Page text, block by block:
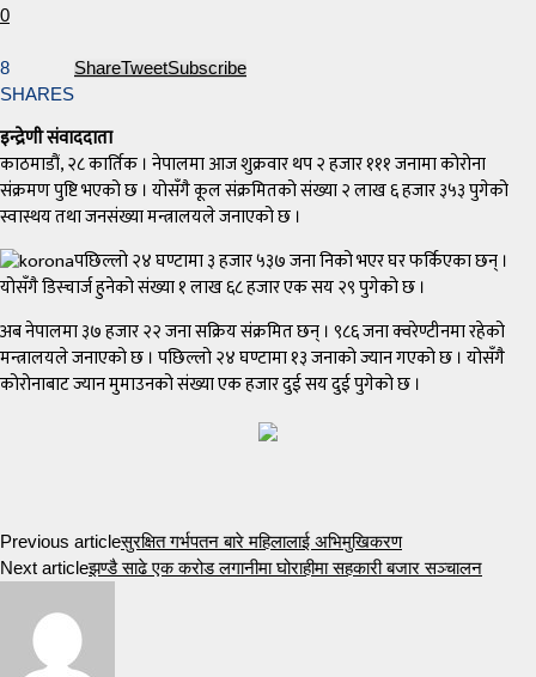
0
8
SHARES
ShareTweetSubscribe
इन्द्रेणी संवाददाता
काठमाडौं, २८ कार्तिक । नेपालमा आज शुक्रवार थप २ हजार १११ जनामा कोरोना
संक्रमण पुष्टि भएको छ । योसँगै कूल संक्रमितको संख्या २ लाख ६ हजार ३५३ पुगेको
स्वास्थय तथा जनसंख्या मन्त्रालयले जनाएको छ ।
पछिल्लो २४ घण्टामा ३ हजार ५३७ जना निको भएर घर फर्किएका छन् ।
योसँगै डिस्चार्ज हुनेको संख्या १ लाख ६८ हजार एक सय २९ पुगेको छ ।
अब नेपालमा ३७ हजार २२ जना सक्रिय संक्रमित छन् । ९८६ जना क्वरेण्टीनमा रहेको
मन्त्रालयले जनाएको छ । पछिल्लो २४ घण्टामा १३ जनाको ज्यान गएको छ । योसँगै
कोरोनाबाट ज्यान मुमाउनको संख्या एक हजार दुई सय दुई पुगेको छ ।
Previous articleसुरक्षित गर्भपतन बारे महिलालाई अभिमुखिकरण
Next articleझण्डै साढे एक करोड लगानीमा घोराहीमा सहकारी बजार सञ्चालन